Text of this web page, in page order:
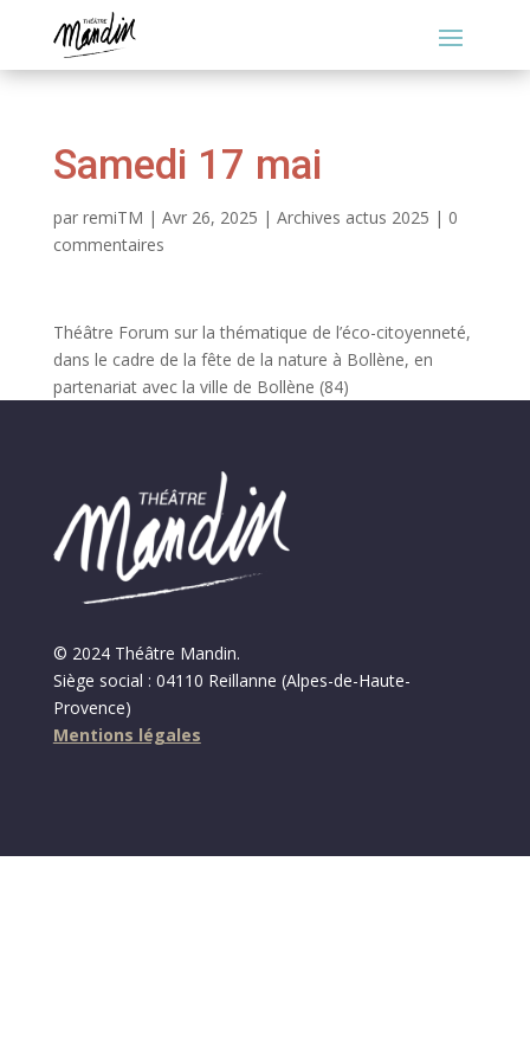
Samedi 17 mai
par remiTM | Avr 26, 2025 | Archives actus 2025 | 0
commentaires
Théâtre Forum sur la thématique de l’éco-citoyenneté,
dans le cadre de la fête de la nature à Bollène, en
partenariat avec la ville de Bollène (84)
© 2024 Théâtre Mandin.
Siège social : 04110 Reillanne (Alpes-de-Haute-
Provence)
Mentions légales